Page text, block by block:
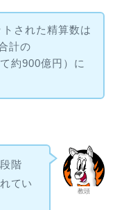
された精算数は
計の
約900億円）に
教頭
階
てい